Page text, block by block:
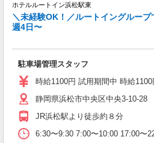
ホテルルートイン浜松駅東
＼未経験OK！／ルートイングルー
週4日〜
駐車場管理スタッフ
時給1100円 試用期間中 時給
静岡県浜松市中央区中央3-10-28
JR浜松駅より徒歩約８分
6:30〜9:30 7:00〜10:00 17:00〜